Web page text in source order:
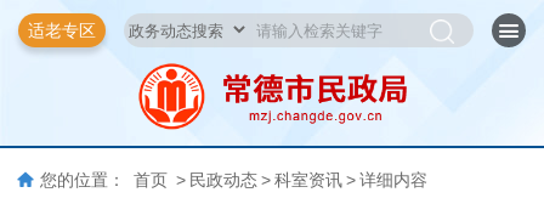
适老专区
您的位置： 首页 > 民政动态 > 科室资讯 > 详细内容